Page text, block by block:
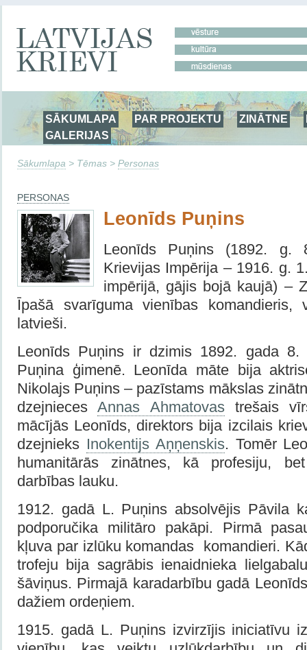
SĀKUMLAPA PAR PROJEKTU ZINĀTNE
GALERIJAS
Sākumlapa > Tēmas > Personas
PERSONAS
Leonīds Puņins
Leonīds Puņins (1892. g.
Krievijas Impērija – 1916. g.
impērijā, gājis bojā kaujā) –
Īpašā svarīguma vienības komandieris,
latvieši.
Leonīds Puņins ir dzimis 1892. gada 8.
Puņina ģimenē. Leonīda māte bija
Nikolajs Puņins – pazīstams mākslas
dzejniecesAnnas Ahmatovastrešais
mācījās Leonīds, direktors bija izcilais
dzejnieks Inokentijs Aņņenskis. Tomēr
humanitārās zinātnes, kā profesiju,
darbības lauku.
1912. gadā L. Puņins absolvējis Pāvila
podporučika militāro pakāpi. Pirmā
kļuva par izlūku komandas komandieri.
trofeju bija sagrābis ienaidnieka
šāviņus. Pirmajā karadarbību gadā
dažiem ordeņiem.
1915. gadā L. Puņins izvirzījis iniciatīvu